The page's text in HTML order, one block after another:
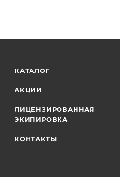
КАТАЛОГ
АКЦИИ
ЛИЦЕНЗИРОВАННАЯ
ЭКИПИРОВКА
КОНТАКТЫ